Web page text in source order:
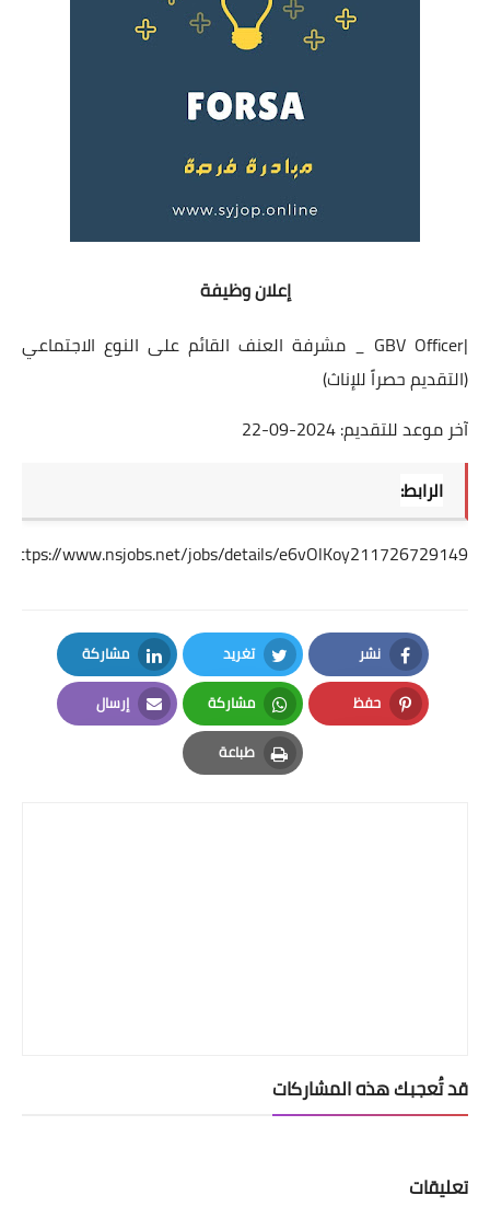
إعلان وظيفة
|GBV Officer _ مشرفة العنف القائم على النوع الاجتماعي
(التقديم حصراً للإناث)
آخر موعد للتقديم: 2024-09-22
الرابط:
https://www.nsjobs.net/jobs/details/e6vOlKoy211726729149
نشر
Facebook
تغريد
Twitter
مشاركة
LinkedIn
حفظ
Pinterest
مشاركة
Whatsapp
إرسال
Email
طباعة
Print
قد تُعجبك هذه المشاركات
تعليقات